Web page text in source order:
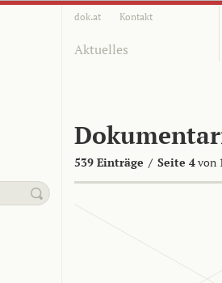
dok.at Kontakt
Aktuelles
539 Einträge / Seite 4von